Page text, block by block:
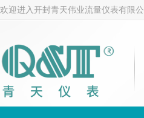
欢迎进入开封青天伟业流量仪表有限公